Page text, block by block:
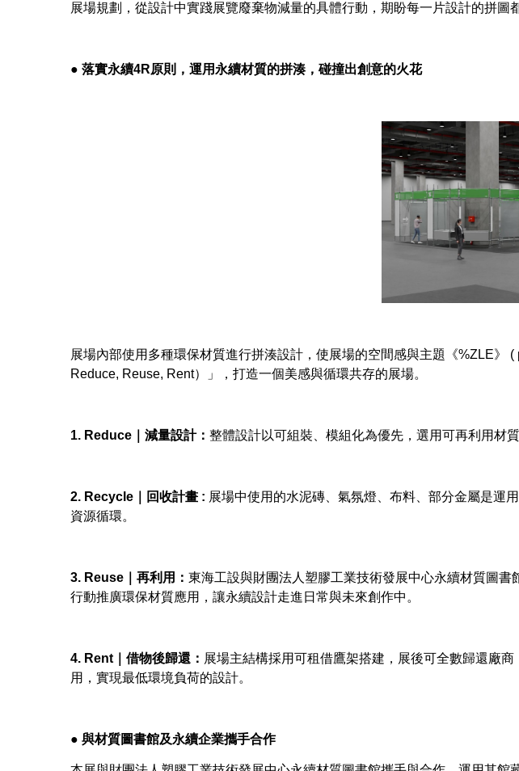
展場規劃，從設計中實踐展覽廢棄物減量的具體行動，期盼每一片設計的拼圖
● 落實永續4R原則，運用永續材質的拼湊，碰撞出創意的火花
展場內部使用多種環保材質進行拼湊設計，使展場的空間感與主題《%ZLE
Reduce, Reuse, Rent）」，打造一個美感與循環共存的展場。
1. Reduce｜減量設計： 整體設計以可組裝、模組化為優先，選用可再利用材
2. Recycle｜回收計畫 : 展場中使用的水泥磚、氣氛燈、布料、部分金屬是運
資源循環。
3. Reuse｜再利用： 東海工設與財團法人塑膠工業技術發展中心永續材質圖
行動推廣環保材質應用，讓永續設計走進日常與未來創作中。
4. Rent｜借物後歸還： 展場主結構採用可租借鷹架搭建，展後可全數歸還廠
用，實現最低環境負荷的設計。
● 與材質圖書館及永續企業攜手合作